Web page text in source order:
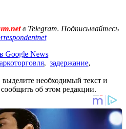
в Telegram. Подписывайтесь
Google News
, задержание,
необходимый текст и
об этом редакции.